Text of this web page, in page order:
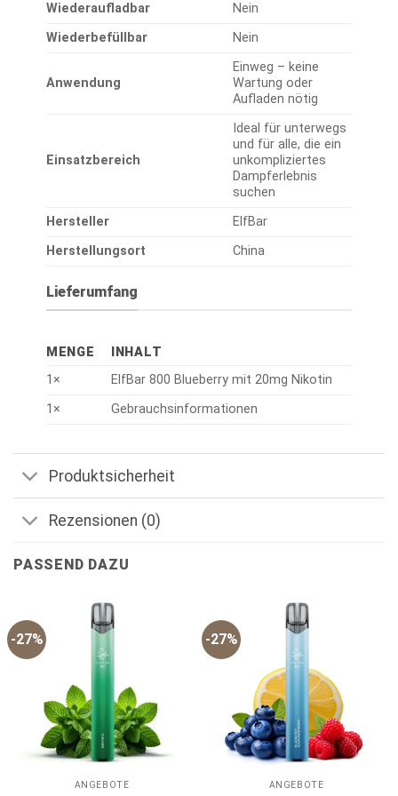
Wiederaufladbar
Nein
Wiederbefüllbar
Nein
Anwendung
Einweg – keine
Wartung oder
Aufladen nötig
Einsatzbereich
Ideal für unterwegs
und für alle, die ein
unkompliziertes
Dampferlebnis
suchen
Hersteller
ElfBar
Herstellungsort
China
Lieferumfang
MENGE
INHALT
1×
ElfBar 800 Blueberry mit 20mg Nikotin
1×
Gebrauchsinformationen
Produktsicherheit
Rezensionen (0)
PASSEND DAZU
-27%
ANGEBOTE
-27%
ANGEBOTE